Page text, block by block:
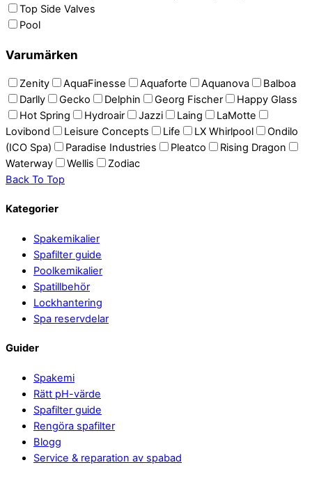
Top Side Valves
Pool
Varumärken
Zenity AquaFinesse Aquaforte Aquanova
Balboa
Darlly
Gecko Delphin Georg Fischer
Happy Glass
Hot Spring
Hydroair Jazzi Laing
LaMotte
Lovibond
Leisure Concepts Life LX Whirlpool
Ondilo
(ICO Spa)
Paradise Industries Pleatco
Rising Dragon
Waterway
Wellis
Zodiac
Back To Top
Kategorier
Spakemikalier
Spafilter guide
Poolkemikalier
Spatillbehör
Lockhantering
Spa reservdelar
Guider
Spakemi
Rätt pH-värde
Spafilter guide
Rengöra spafilter
Blogg
Service & reparation av spabad